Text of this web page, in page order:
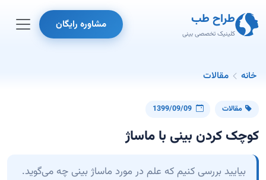
طراح طب
کلینیک تخصصی بینی
مشاوره رایگان
خانه مقالات
مقالات 1399/09/09
کوچک کردن بینی با ماساژ
بیایید بررسی کنیم که علم در مورد ماساژ بینی چه می‌گوید.